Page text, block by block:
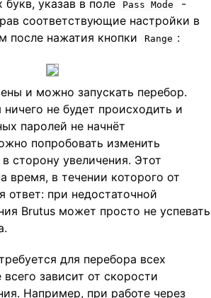
букв, указав в поле
Pass Mode -
соответствующие настройки в
после нажатия кнопки
Range :
и можно запускать перебор.
не будет происходить и
паролей не начнёт
попробовать изменить
в сторону увеличения. Этот
время, в течении которого от
ответ: при недостаточной
Brutus может просто не успевать
для перебора всех
зависит от скорости
Например, при работе через